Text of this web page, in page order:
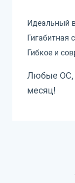
Идеальный
Гигабитная
Гибкое и
Любые ОС,
месяц!